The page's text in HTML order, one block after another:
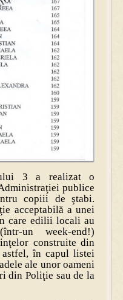
3 a realizat o
publice
copiii de ştabi.
acceptabilă a unei
care edilii locali au
un week-end!)
construite din
în capul listei
ale unor oameni
din Poliţie sau de la